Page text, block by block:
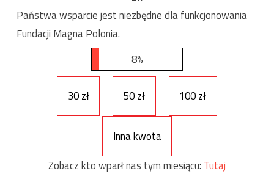
Państwa wsparcie jest niezbędne dla funkcjonowania
Fundacji Magna Polonia.
8%
30 zł 50 zł 100 zł
Inna kwota
Zobacz kto wparł nas tym miesiącu: Tutaj